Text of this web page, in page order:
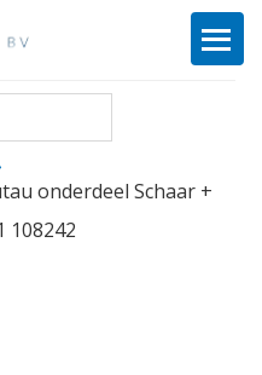
onderdeel Schaar +
108242